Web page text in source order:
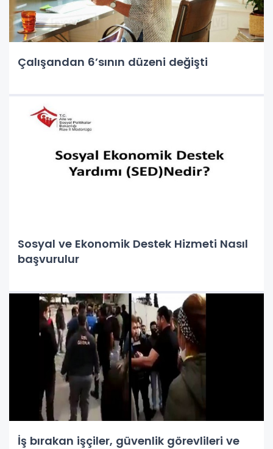
Çalışandan 6’sının düzeni değişti
Sosyal ve Ekonomik Destek Hizmeti Nasıl
başvurulur
İş bırakan işçiler, güvenlik görevlileri ve